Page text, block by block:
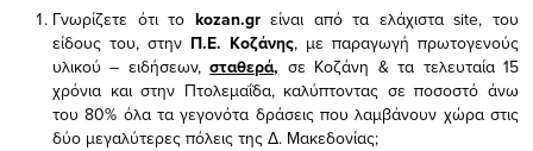
Γνωρίζετε ότι το kozan.gr είναι από τα ελάχισταsite, του
είδους του, στην Π.Ε. Κοζάνης, με παραγωγή πρωτογενούς
υλικού – ειδήσεων,σταθερά, σε Κοζάνη & τα τελευταία 15
χρόνια και στην Πτολεμαΐδα, καλύπτοντας σε ποσοστό άνω
του 80% όλα τα γεγονότα δράσεις που λαμβάνουν χώρα στις
δύο μεγαλύτερες πόλεις της Δ. Μακεδονίας;